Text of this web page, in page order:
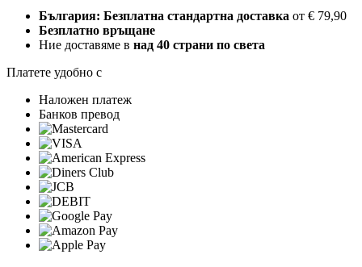
България: Безплатна стандартна доставка от € 79,90
Безплатно връщане
Ние доставяме в над 40 страни по света
Платете удобно с
Наложен платеж
Банков превод